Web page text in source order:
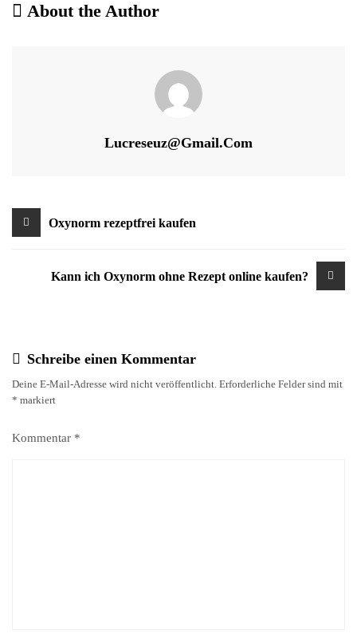
About the Author
Lucreseuz@gmail.com
Beitragsnavigation
Oxynorm rezeptfrei kaufen
Kann ich Oxynorm ohne Rezept online kaufen?
Schreibe einen Kommentar
Deine E-Mail-Adresse wird nicht veröffentlicht. Erforderliche Felder sind mit
* markiert
Kommentar *